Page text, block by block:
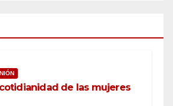
de las mujeres